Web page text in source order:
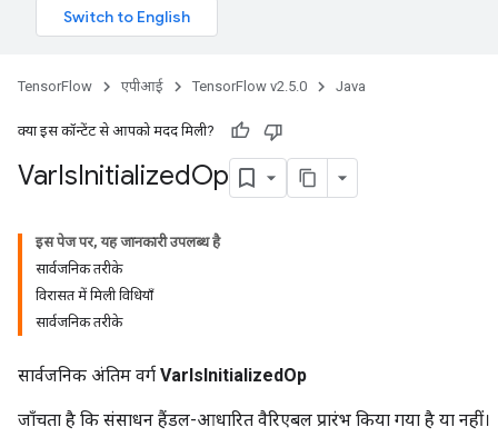
TensorFlow एपीआई TensorFlow v2.5.0 Java
क्या इस कॉन्टेंट से आपको मदद मिली?
VarIsInitializedOp
इस पेज पर, यह जानकारी उपलब्ध है
सार्वजनिक तरीके
विरासत में मिली विधियाँ
सार्वजनिक तरीके
सार्वजनिक अंतिम वर्ग VarIsInitializedOp
जाँचता है कि संसाधन हैंडल-आधारित वैरिएबल प्रारंभ किया गया है या नहीं।